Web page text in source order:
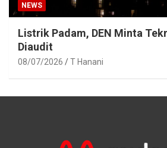
NEWS
Listrik Padam, DEN Minta
Diaudit
08/07/2026 T Hanani